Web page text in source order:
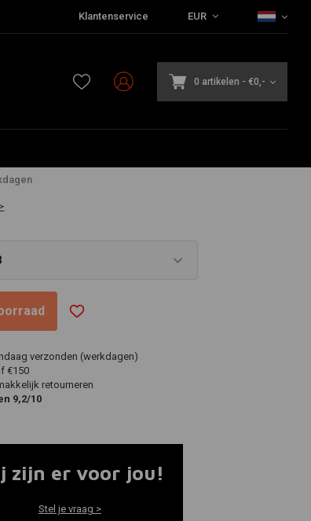
Klantenservice EUR
0 artikelen - €0,-
verzonden (werkdagen)
€150
retourneren
9,2/10
zijn er voor jou!
Stel je vraag >